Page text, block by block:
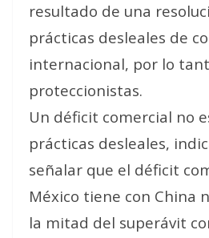
resultado de una
prácticas desleales de
internacional, por lo
proteccionistas.
Un déficit comercial no
prácticas desleales,
señalar que el déficit
México tiene con China
la mitad del superávit